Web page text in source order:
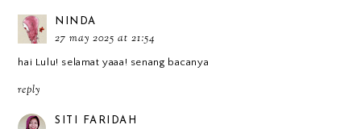
NINDA
27 may 2025 at 21:54
hai Lulu! selamat yaaa! senang bacanya
reply
SITI FARIDAH